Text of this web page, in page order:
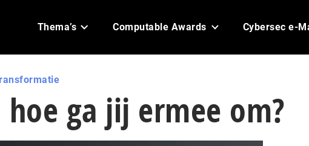
Thema’s Computable Awards Cybersec e-
hoe ga jij ermee om?